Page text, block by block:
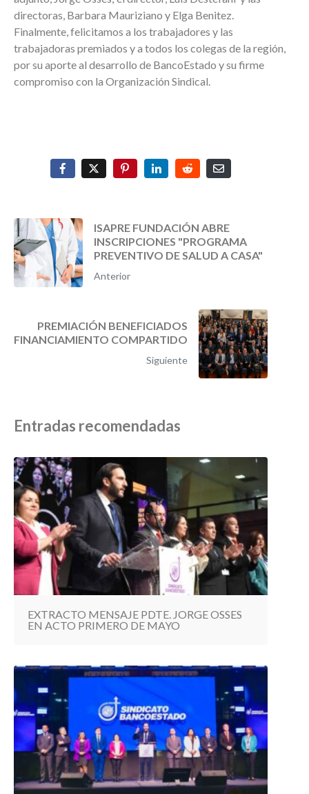
directoras, Barbara Mauriziano y Elga Benitez.
Finalmente, felicitamos a los trabajadores y las
trabajadoras premiados y a todos los colegas de la región,
por su aporte al desarrollo de BancoEstado y su firme
compromiso con la Organización Sindical.
ISAPRE FUNDACIÓN ABRE
INSCRIPCIONES "PROGRAMA
PREVENTIVO DE SALUD A CASA"
Anterior
PREMIACIÓN BENEFICIADOS
FINANCIAMIENTO COMPARTIDO
Siguiente
Entradas recomendadas
EXTRACTO MENSAJE PDTE. JORGE OSSES
EN ACTO PRIMERO DE MAYO